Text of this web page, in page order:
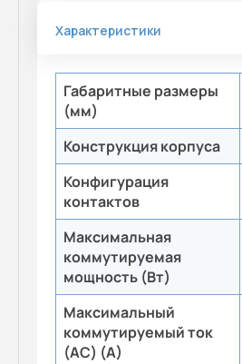
Характеристики
Габаритные размеры
(мм)
Конструкция корпуса
Конфигурация
контактов
Максимальная
коммутируемая
мощность (Вт)
Максимальный
коммутируемый ток
(AC) (А)